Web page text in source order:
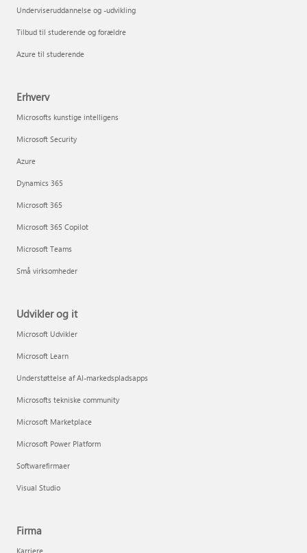
Underviseruddannelse og -udvikling
Tilbud til studerende og forældre
Azure til studerende
Erhverv
Microsofts kunstige intelligens
Microsoft Security
Azure
Dynamics 365
Microsoft 365
Microsoft 365 Copilot
Microsoft Teams
Små virksomheder
Udvikler og it
Microsoft Udvikler
Microsoft Learn
Understøttelse af AI-markedspladsapps
Microsofts tekniske community
Microsoft Marketplace
Microsoft Power Platform
Softwarefirmaer
Visual Studio
Firma
Karriere